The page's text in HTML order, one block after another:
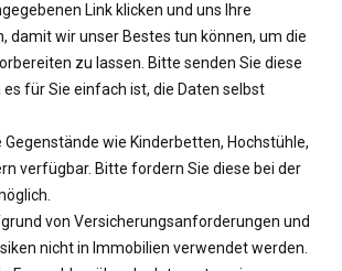
Link klicken und uns Ihre
damit wir unser Bestes tun können, um die
zu lassen. Bitte senden Sie diese
es für Sie einfach ist, die Daten selbst
wie Kinderbetten, Hochstühle,
verfügbar. Bitte fordern Sie diese bei der
von Versicherungsanforderungen und
nicht in Immobilien verwendet werden.